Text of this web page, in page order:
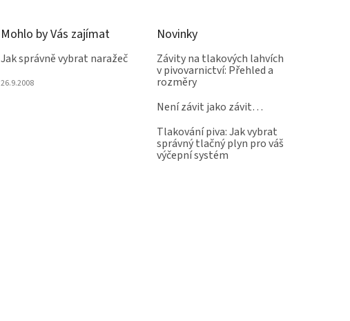
Mohlo by Vás zajímat
Jak správně vybrat naražeč
26.9.2008
Novinky
Závity na tlakových lahvích
v pivovarnictví: Přehled a
rozměry
Není závit jako závit…
Tlakování piva: Jak vybrat
správný tlačný plyn pro váš
výčepní systém